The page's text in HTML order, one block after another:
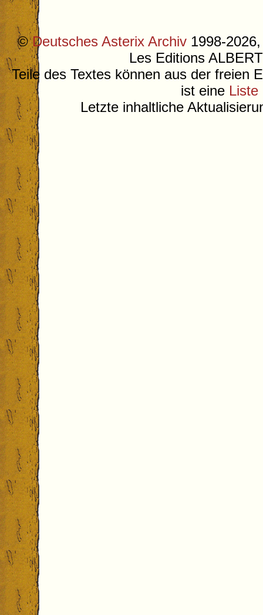
©Deutsches Asterix Archiv 1998-
Les Editions
Teile des Textes können aus der freien
ist eine Liste
Letzte inhaltliche